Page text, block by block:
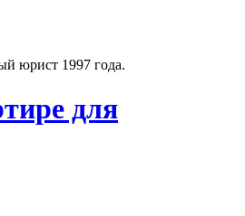
юрист 1997 года.
для